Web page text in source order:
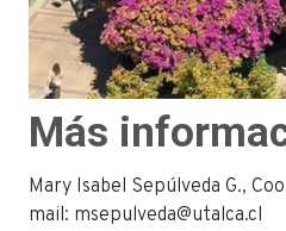
Más
Mary Isabel Sepúlveda G.,
mail: msepulveda@utalca.cl